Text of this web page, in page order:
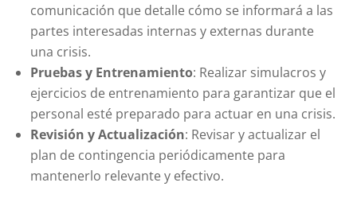
comunicación que detalle cómo se informará a las
partes interesadas internas y externas durante
una crisis.
Pruebas y Entrenamiento: Realizar simulacros y
ejercicios de entrenamiento para garantizar que el
personal esté preparado para actuar en una crisis.
Revisión y Actualización: Revisar y actualizar el
plan de contingencia periódicamente para
mantenerlo relevante y efectivo.